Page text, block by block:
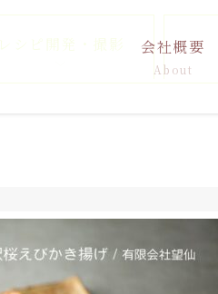
会社概要
About
レシピ開発・撮影